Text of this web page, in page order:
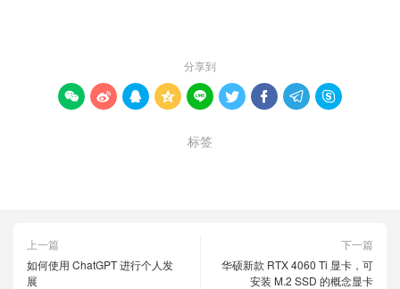
分享到
        
标签
上一篇
如何使用 ChatGPT 进行个人发
展
下一篇
华硕新款 RTX 4060 Ti 显卡，可
安装 M.2 SSD 的概念显卡